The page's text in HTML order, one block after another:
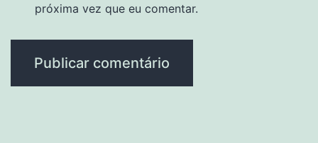
próxima vez que eu comentar.